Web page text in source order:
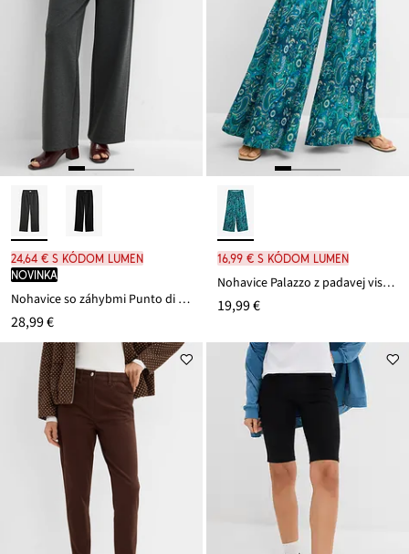
24,64 € s kódom LUMEN
novinka
Nohavice so záhybmi Punto di Roma
28,99 €
16,99 € s kódom LUMEN
Nohavice Palazzo z padavej viskózy
19,99 €